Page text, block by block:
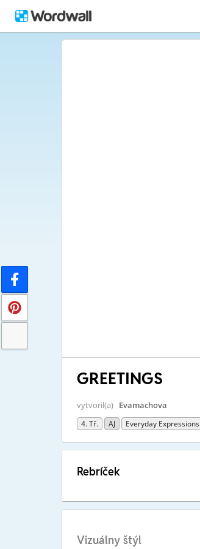
GREETINGS
vytvoril(a) Evamachova
4. Tř. AJ Everyday Expressions
Rebríček
Vizuálny štýl